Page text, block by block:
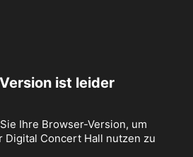
ist leider
Ihre Browser-Version, um
Digital Concert Hall nutzen zu